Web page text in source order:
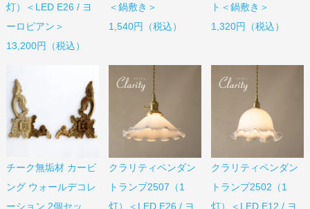
灯）＜LED E26 / ヨ
ーロピアン＞
13,200円（税込）
＜鍋敷き＞
1,540円（税込）
ト＜鍋敷き＞
1,320円（税込）
チーク無垢材 カービ
ング ウォールデコレ
ーション 2個セッ
クラリティペンダン
トランプ2507（1
灯）＜LED E26 / ヨ
クラリティペンダン
トランプ2502（1
灯）＜LED E12 / ヨ